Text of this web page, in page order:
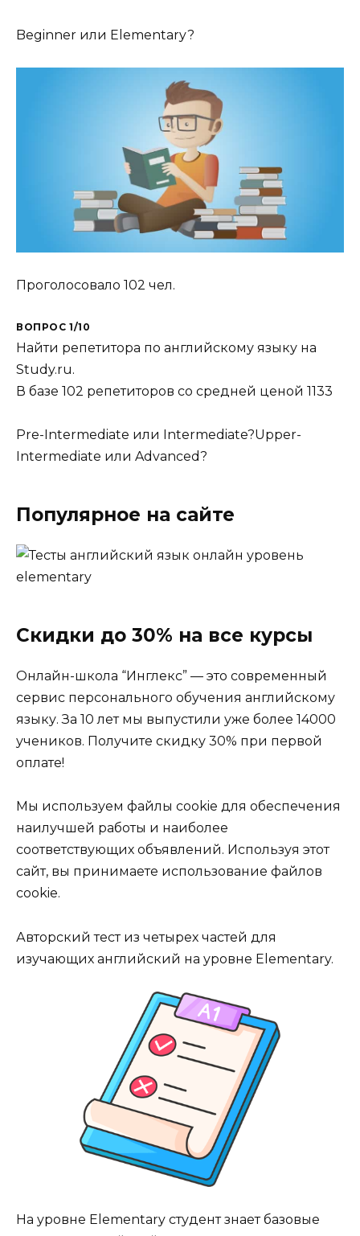
Beginner или Elementary?
Проголосовало 102 чел.
ВОПРОС 1/10
Найти репетитора по английскому языку на
Study.ru.
В базе 102 репетиторов со средней ценой 1133
Pre-Intermediate или Intermediate?Upper-
Intermediate или Advanced?
Популярное на сайте
Скидки до 30% на все курсы
Онлайн-школа “Инглекс” — это современный
сервис персонального обучения английскому
языку. За 10 лет мы выпустили уже более 14000
учеников. Получите скидку 30% при первой
оплате!
Мы используем файлы cookie для обеспечения
наилучшей работы и наиболее
соответствующих объявлений. Используя этот
сайт, вы принимаете использование файлов
cookie.
Авторский тест из четырех частей для
изучающих английский на уровне Elementary.
На уровне Elementary студент знает базовые